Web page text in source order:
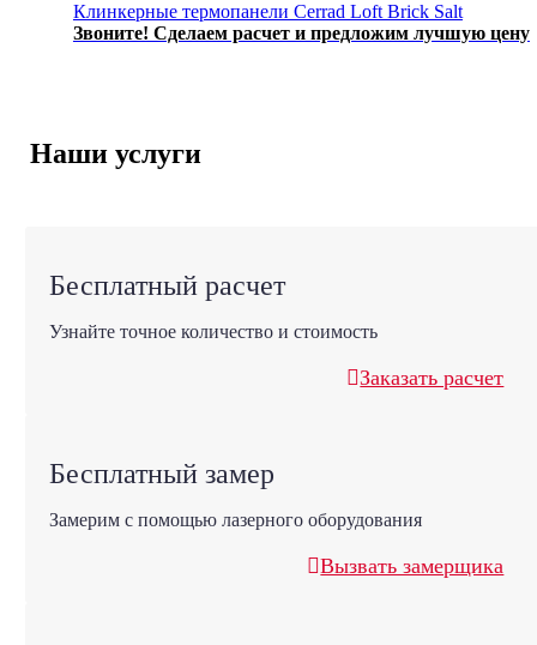
Клинкерные термопанели Cerrad Loft Brick Salt
Звоните! Сделаем расчет и предложим лучшую цену
Наши услуги
Бесплатный расчет
Узнайте точное количество и стоимость
Заказать расчет
Бесплатный замер
Замерим с помощью лазерного оборудования
Вызвать замерщика